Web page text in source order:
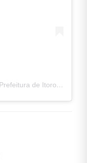
Uma publicação compartilhada por Prefeitura de Itororó (@prefeituradeitororo)